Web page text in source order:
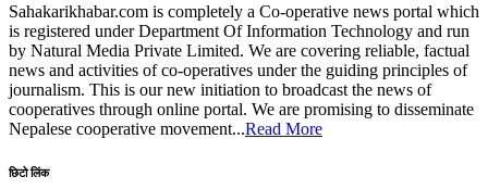
Sahakarikhabar.com is completely a Co-operative news portal which
is registered under Department Of Information Technology and run
by Natural Media Private Limited. We are covering reliable, factual
news and activities of co-operatives under the guiding principles of
journalism. This is our new initiation to broadcast the news of
cooperatives through online portal. We are promising to disseminate
Nepalese cooperative movement...Read More
छिटो लिंक